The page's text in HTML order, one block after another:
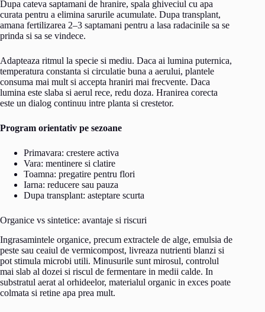
Dupa cateva saptamani de hranire, spala ghiveciul cu apa
curata pentru a elimina sarurile acumulate. Dupa transplant,
amana fertilizarea 2–3 saptamani pentru a lasa radacinile sa se
prinda si sa se vindece.
Adapteaza ritmul la specie si mediu. Daca ai lumina puternica,
temperatura constanta si circulatie buna a aerului, plantele
consuma mai mult si accepta hraniri mai frecvente. Daca
lumina este slaba si aerul rece, redu doza. Hranirea corecta
este un dialog continuu intre planta si crestetor.
Program orientativ pe sezoane
Primavara: crestere activa
Vara: mentinere si clatire
Toamna: pregatire pentru flori
Iarna: reducere sau pauza
Dupa transplant: asteptare scurta
Organice vs sintetice: avantaje si riscuri
Ingrasamintele organice, precum extractele de alge, emulsia de
peste sau ceaiul de vermicompost, livreaza nutrienti blanzi si
pot stimula microbi utili. Minusurile sunt mirosul, controlul
mai slab al dozei si riscul de fermentare in medii calde. In
substratul aerat al orhideelor, materialul organic in exces poate
colmata si retine apa prea mult.